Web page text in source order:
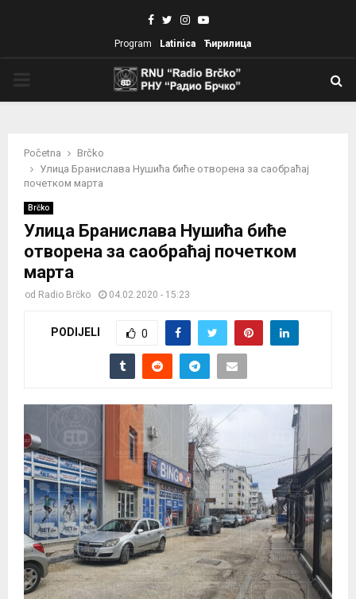
Facebook
TwitterInstagram
Youtube
Program Latinica Ћирилица
Početna
Brčko
Улица Бранислава Нушића биће отворена за саобраћај
почетком марта
Brčko
Улица Бранислава Нушића биће
отворена за саобраћај почетком
марта
od Radio Brčko 04.02.2020 - 15:23
PODIJELI 0